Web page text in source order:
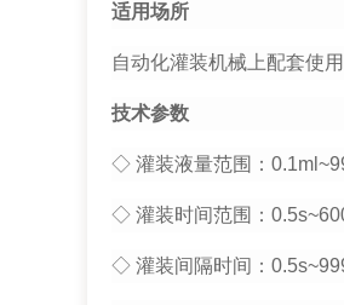
适用场所
自动化灌装机械上配套使用
技术参数
◇ 灌装液量范围：
◇ 灌装时间范围：
◇ 灌装间隔时间：